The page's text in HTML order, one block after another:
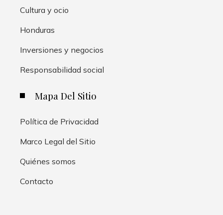
Cultura y ocio
Honduras
Inversiones y negocios
Responsabilidad social
Mapa Del Sitio
Política de Privacidad
Marco Legal del Sitio
Quiénes somos
Contacto